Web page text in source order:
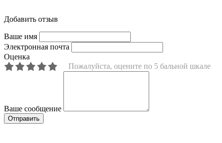
Добавить отзыв
Ваше имя
Электронная почта
Оценка
Пожалуйста, оцените по 5 бальной шкале
Ваше сообщение